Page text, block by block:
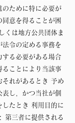
のために特に必要が
同意を得ることが困
くは地方公共団体ま
法令の定める事務を
する必要がある場合
ることにより当該事
それがあるとき 予め
表し，かつ当社が個
したとき 利用目的に
第三者に提供される